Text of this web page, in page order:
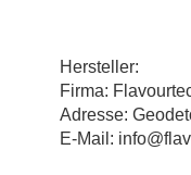
Hersteller:
Firma:
Adresse:
E-Mail: